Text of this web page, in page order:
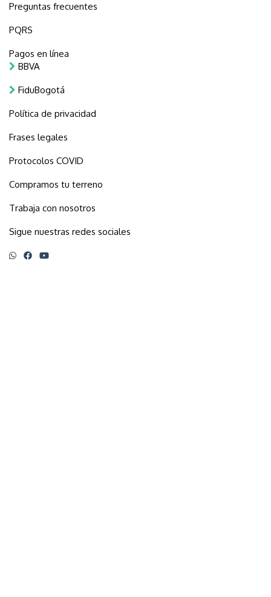
Preguntas frecuentes
PQRS
Pagos en línea
BBVA
FiduBogotá
Política de privacidad
Frases legales
Protocolos COVID
Compramos tu terreno
Trabaja con nosotros
Sigue nuestras redes sociales